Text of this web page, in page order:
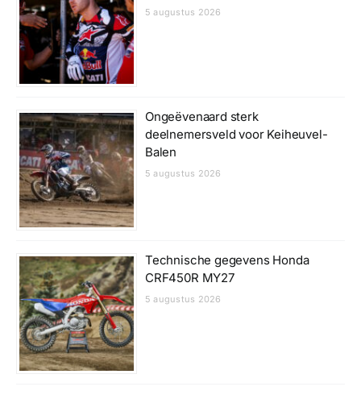
5 augustus 2026
Ongeëvenaard sterk
deelnemersveld voor Keiheuvel-
Balen
5 augustus 2026
Technische gegevens Honda
CRF450R MY27
5 augustus 2026